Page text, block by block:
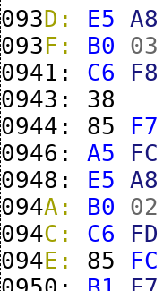
093D: E5 A8
093F: B0 03
0941:
C6 F8
0943:
38
0944:
85 F7
0946:
A5 FC
0948:
E5 A8
094A: B0 02
094C: C6 FD
094E: 85 FC